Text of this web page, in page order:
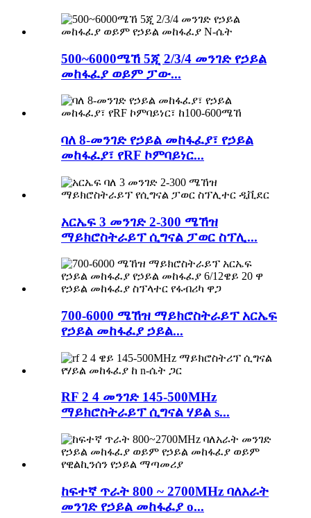
500~6000ሜኸ 5ጂ 2/3/4 መንገድ የኃይል
መከፋፈያ ወይም ፓው...
ባለ 8-መንገድ የኃይል መከፋፈያ፣ የኃይል
መከፋፈያ፣ የRF ኮምባይነር...
አርኤፍ 3 መንገድ 2-300 ሜኸዝ
ማይክሮስትራይፕ ሲግናል ፓወር ስፕሊ...
700-6000 ሜኸዝ ማይክሮስትራይፕ አርኤፍ
የኃይል መከፋፈያ ኃይል...
RF 2 4 መንገድ 145-500MHz
ማይክሮስትራይፕ ሲግናል ሃይል s...
ከፍተኛ ጥራት 800 ~ 2700MHz ባለአራት
መንገድ የኃይል መከፋፈያ o...